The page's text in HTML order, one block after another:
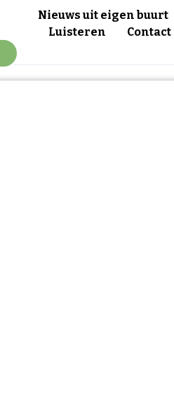
Nieuws uit eigen buurt
Luisteren
Contact